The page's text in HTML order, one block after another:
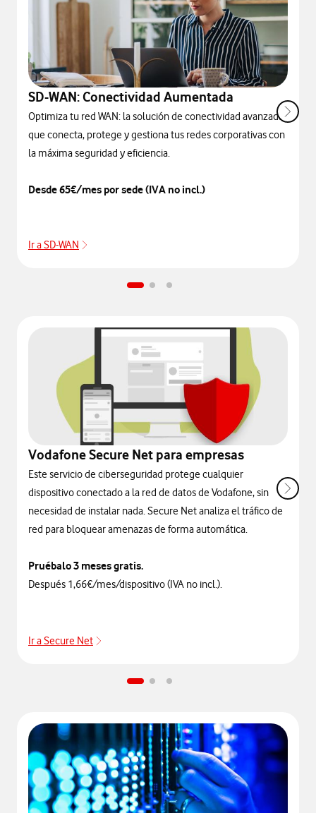
SD-WAN: Conectividad Aumentada
Optimiza tu red WAN: la solución de conectividad avanzada
que conecta, protege y gestiona tus redes corporativas con
la máxima seguridad y eficiencia.
Desde 65€/mes por sede (IVA no incl.)
Ir a SD-WAN
Vodafone Secure Net para empresas
Este servicio de ciberseguridad protege cualquier
dispositivo conectado a la red de datos de Vodafone, sin
necesidad de instalar nada. Secure Net analiza el tráfico de
red para bloquear amenazas de forma automática.
Pruébalo 3 meses gratis.
Después 1,66€/mes/dispositivo (IVA no incl.).
Ir a Secure Net